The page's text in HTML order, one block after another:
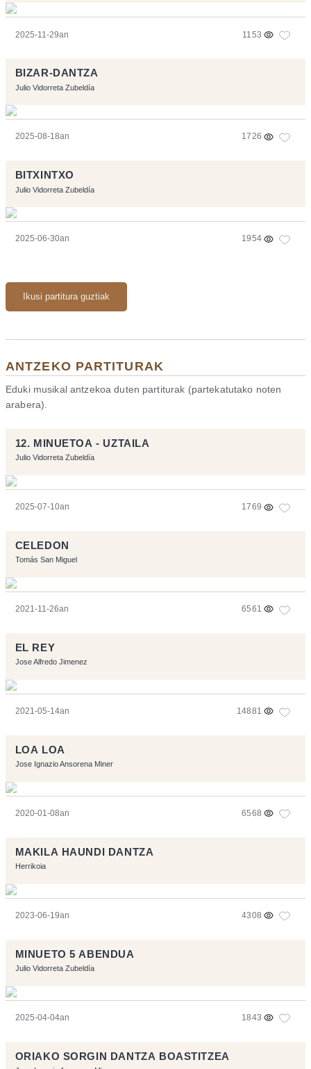
2025-11-29an 1153
BIZAR-DANTZA
Julio Vidorreta Zubeldía
2025-08-18an 1726
BITXINTXO
Julio Vidorreta Zubeldía
2025-06-30an 1954
Ikusi partitura guztiak
ANTZEKO PARTITURAK
Eduki musikal antzekoa duten partiturak (partekatutako noten
arabera).
12. MINUETOA - UZTAILA
Julio Vidorreta Zubeldía
2025-07-10an 1769
CELEDON
Tomás San Miguel
2021-11-26an 6561
EL REY
Jose Alfredo Jimenez
2021-05-14an 14881
LOA LOA
Jose Ignazio Ansorena Miner
2020-01-08an 6568
MAKILA HAUNDI DANTZA
Herrikoia
2023-06-19an 4308
MINUETO 5 ABENDUA
Julio Vidorreta Zubeldía
2025-04-04an 1843
ORIAKO SORGIN DANTZA BOASTITZEA